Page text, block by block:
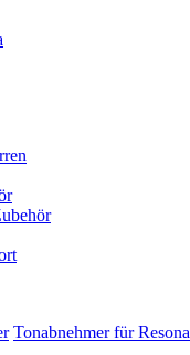
Tonabnehmer für